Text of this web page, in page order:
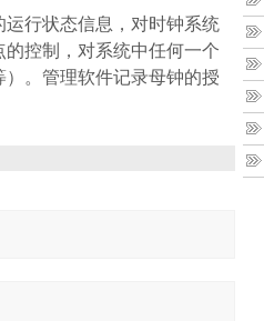
行状态信息，对时钟系统
控制，对系统中任何一个
。管理软件记录母钟的授